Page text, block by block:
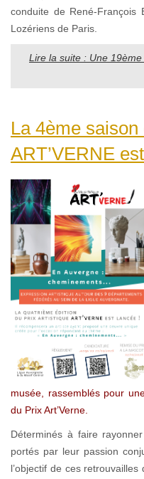
conduite de René-François
Lozériens de Paris.
Lire la suite : Une
La 4ème
ART’VERNE
musée, rassemblés pour
du Prix Art’Verne.
Déterminés à faire
portés par leur passion
l’objectif de ces